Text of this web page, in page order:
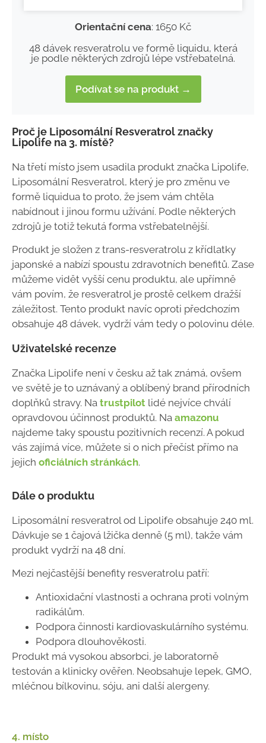
Orientační cena: 1650 Kč
48 dávek resveratrolu ve formě liquidu, která
je podle některých zdrojů lépe vstřebatelná.
Podívat se na produkt →
Proč je Liposomální Resveratrol značky
Lipolife na 3. místě?
Na třetí místo jsem usadila produkt značka Lipolife,
Liposomální Resveratrol, který je pro změnu ve
formě liquidua to proto, že jsem vám chtěla
nabídnout i jinou formu užívání. Podle některých
zdrojů je totiž tekutá forma vstřebatelnější.
Produkt je složen z trans-resveratrolu z křídlatky
japonské a nabízí spoustu zdravotních benefitů. Zase
můžeme vidět vyšší cenu produktu, ale upřímně
vám povím, že resveratrol je prostě celkem dražší
záležitost. Tento produkt navíc oproti předchozím
obsahuje 48 dávek, vydrží vám tedy o polovinu déle.
Uživatelské recenze
Značka Lipolife není v česku až tak známá, ovšem
ve světě je to uznávaný a oblíbený brand přírodních
doplňků stravy. Na trustpilot lidé nejvíce chválí
opravdovou účinnost produktů. Na amazonu
najdeme taky spoustu pozitivních recenzí. A pokud
vás zajímá více, můžete si o nich přečíst přímo na
jejich oficiálních stránkách.
Dále o produktu
Liposomální resveratrol od Lipolife obsahuje 240 ml.
Dávkuje se 1 čajová lžička denně (5 ml), takže vám
produkt vydrží na 48 dní.
Mezi nejčastější benefity resveratrolu patří:
Antioxidační vlastnosti a ochrana proti volným
radikálům.
Podpora činnosti kardiovaskulárního systému.
Podpora dlouhověkosti.
Produkt má vysokou absorbci, je laboratorně
testován a klinicky ověřen. Neobsahuje lepek, GMO,
mléčnou bílkovinu, sóju, ani další alergeny.
4. místo